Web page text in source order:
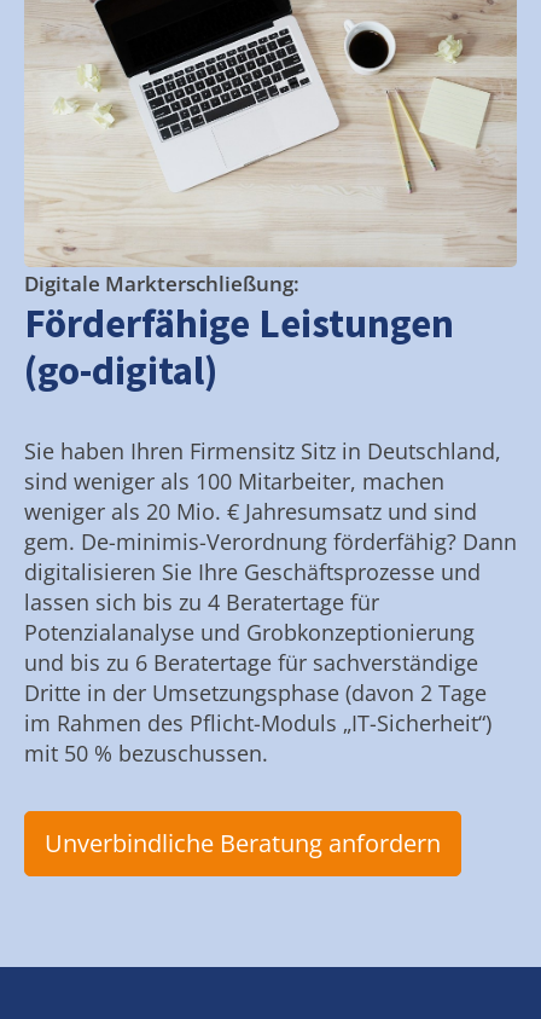
Digitale Markterschließung:
Förderfähige Leistungen
(go-digital)
Sie haben Ihren Firmensitz Sitz in Deutschland,
sind weniger als 100 Mitarbeiter, machen
weniger als 20 Mio. € Jahresumsatz und sind
gem. De-minimis-Verordnung förderfähig? Dann
digitalisieren Sie Ihre Geschäftsprozesse und
lassen sich bis zu 4 Beratertage für
Potenzialanalyse und Grobkonzeptionierung
und bis zu 6 Beratertage für sachverständige
Dritte in der Umsetzungsphase (davon 2 Tage
im Rahmen des Pflicht-Moduls „IT-Sicherheit“)
mit 50 % bezuschussen.
Unverbindliche Beratung anfordern